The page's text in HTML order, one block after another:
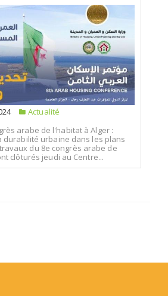
Actualité
arabe de l'habitat à Alger :
durabilité urbaine dans les plans
du 8e congrès arabe de
clôturés jeudi au Centre...